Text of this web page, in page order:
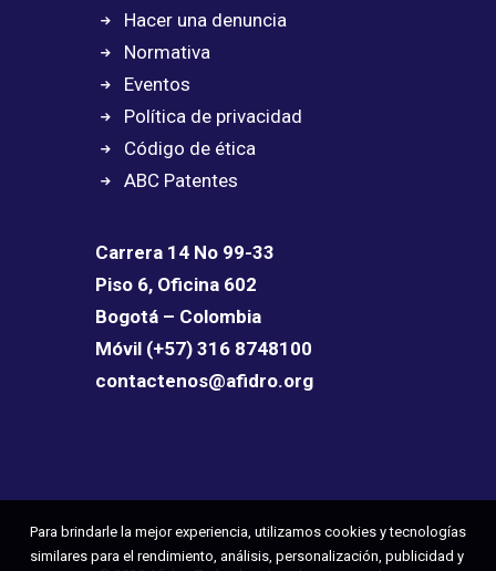
Hacer una denuncia
Normativa
Eventos
Política de privacidad
Código de ética
ABC Patentes
Carrera 14 No 99-33
Piso 6, Oficina 602
Bogotá – Colombia
Móvil (+57) 316 8748100
contactenos@afidro.org
Para brindarle la mejor experiencia, utilizamos cookies y tecnologías
similares para el rendimiento, análisis, personalización, publicidad y